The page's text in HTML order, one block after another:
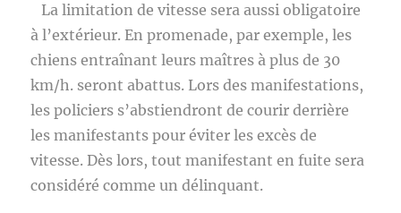
La limitation de vitesse sera aussi obligatoire
à l’extérieur. En promenade, par exemple, les
chiens entraînant leurs maîtres à plus de 30
km/h. seront abattus. Lors des manifestations,
les policiers s’abstiendront de courir derrière
les manifestants pour éviter les excès de
vitesse. Dès lors, tout manifestant en fuite sera
considéré comme un délinquant.